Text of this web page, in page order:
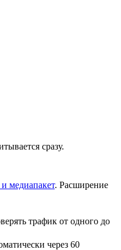
сразу.
медиапакет. Расширение
трафик от одного до
через 60